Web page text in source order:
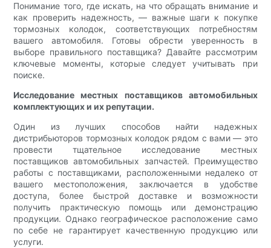
Понимание того, где искать, на что обращать внимание и
как проверить надежность, — важные шаги к покупке
тормозных колодок, соответствующих потребностям
вашего автомобиля. Готовы обрести уверенность в
выборе правильного поставщика? Давайте рассмотрим
ключевые моменты, которые следует учитывать при
поиске.
Исследование местных поставщиков автомобильных
комплектующих и их репутации.
Один из лучших способов найти надежных
дистрибьюторов тормозных колодок рядом с вами — это
провести тщательное исследование местных
поставщиков автомобильных запчастей. Преимущество
работы с поставщиками, расположенными недалеко от
вашего местоположения, заключается в удобстве
доступа, более быстрой доставке и возможности
получить практическую помощь или демонстрацию
продукции. Однако географическое расположение само
по себе не гарантирует качественную продукцию или
услуги.